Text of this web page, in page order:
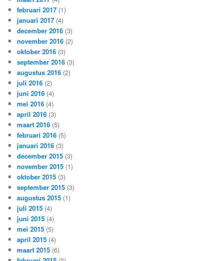
februari 2017 (1)
januari 2017 (4)
december 2016 (3)
november 2016 (2)
oktober 2016 (3)
september 2016 (3)
augustus 2016 (2)
juli 2016 (2)
juni 2016 (4)
mei 2016 (4)
april 2016 (3)
maart 2016 (5)
februari 2016 (5)
januari 2016 (3)
december 2015 (3)
november 2015 (1)
oktober 2015 (3)
september 2015 (3)
augustus 2015 (1)
juli 2015 (4)
juni 2015 (4)
mei 2015 (5)
april 2015 (4)
maart 2015 (6)